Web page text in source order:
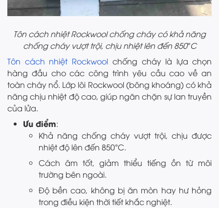
Tôn cách nhiệt Rockwool chống cháy có khả năng
chống cháy vượt trội, chịu nhiệt lên đến 850°C
Tôn cách nhiệt Rockwool chống cháy là lựa chọn
hàng đầu cho các công trình yêu cầu cao về an
toàn cháy nổ. Lớp lõi Rockwool (bông khoáng) có khả
năng chịu nhiệt độ cao, giúp ngăn chặn sự lan truyền
của lửa.
Ưu điểm:
Khả năng chống cháy vượt trội, chịu được
nhiệt độ lên đến 850°C.
Cách âm tốt, giảm thiểu tiếng ồn từ môi
trường bên ngoài.
Độ bền cao, không bị ăn mòn hay hư hỏng
trong điều kiện thời tiết khắc nghiệt.